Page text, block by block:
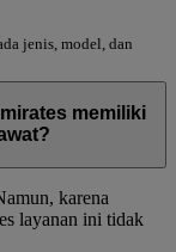
jenis, model, dan
memiliki
karena
layanan ini tidak